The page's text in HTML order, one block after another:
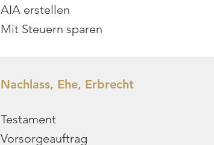
AIA erstellen
Mit Steuern sparen
Nachlass, Ehe, Erbrecht
Testament
Vorsorgeauftrag